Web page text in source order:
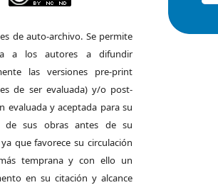
de auto-archivo. Se permite
a los autores a difundir
las versiones pre-print
de ser evaluada) y/o post-
evaluada y aceptada para su
de sus obras antes de su
que favorece su circulación
temprana y con ello un
en su citación y alcance